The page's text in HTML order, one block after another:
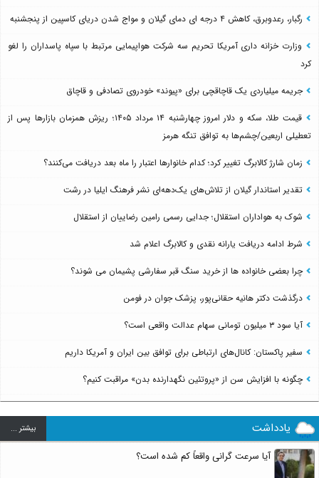
رگبار، رعدوبرق، کاهش ۴ درجه ای دمای گیلان و مواج شدن دریای کاسپین از پنجشنبه
وزارت خزانه داری آمریکا تحریم سه شرکت هواپیمایی مرتبط با سپاه پاسداران را لغو
کرد
جریمه میلیاردی یک قاچاقچی برای «پیوند» خودروی تصادفی و قاچاق
قیمت طلا، سکه و دلار امروز چهارشنبه ۱۴ مرداد ۱۴۰۵؛ ریزش همزمان بازارها پس از
تعطیلی اربعین/چشم‌ها به توافق تنگه هرمز
زمان شارژ کالابرگ تغییر کرد؛ کدام خانوارها اعتبار را ماه بعد دریافت می‌کنند؟
تقدیر استاندار گیلان از تلاش‌های یک‌دهه‌ای نشر فرهنگ ایلیا در رشت
شوک به هواداران استقلال؛ جدایی رسمی رامین رضاییان از استقلال
شرط ادامه دریافت یارانه نقدی و کالابرگ اعلام شد
چرا بعضی خانواده ها از خرید سنگ قبر سفارشی پشیمان می شوند؟
درگذشت دکتر هانیه حقانی‌پور، پزشک جوان در فومن
آیا سود ۳ میلیون تومانی سهام عدالت واقعی است؟
سفیر پاکستان: کانال‌های ارتباطی برای توافق بین ایران و آمریکا داریم
چگونه با افزایش سن از «پروتئین نگهدارنده بدن» مراقبت کنیم؟
یادداشت بيشتر ...
آیا سرعت گرانی واقعاً کم شده است؟